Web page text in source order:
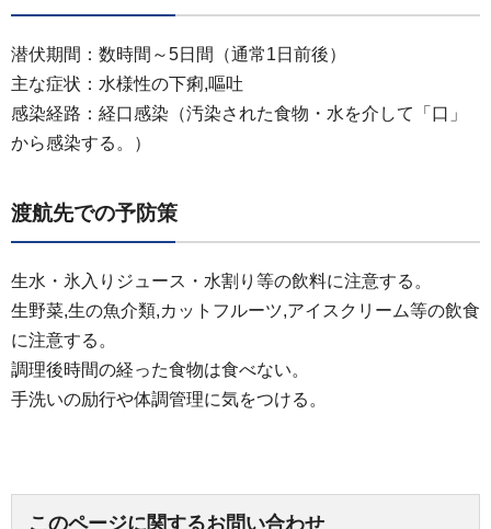
潜伏期間：数時間～5日間（通常1日前後）
主な症状：水様性の下痢,嘔吐
感染経路：経口感染（汚染された食物・水を介して「口」
から感染する。）
渡航先での予防策
生水・氷入りジュース・水割り等の飲料に注意する。
生野菜,生の魚介類,カットフルーツ,アイスクリーム等の飲食
に注意する。
調理後時間の経った食物は食べない。
手洗いの励行や体調管理に気をつける。
このページに関するお問い合わせ